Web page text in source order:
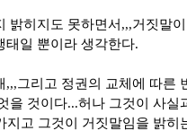
밝히지도 못하면서,,,거짓말
태일 뿐이라 생각한다.
,,,그리고 정권의 교체에 따른
을 것이다...허나 그것이 사실
고 그것이 거짓말임을 밝히